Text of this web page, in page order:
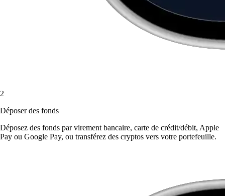
2
Déposer des fonds
Déposez des fonds par virement bancaire, carte de crédit/débit, Apple
Pay ou Google Pay, ou transférez des cryptos vers votre portefeuille.